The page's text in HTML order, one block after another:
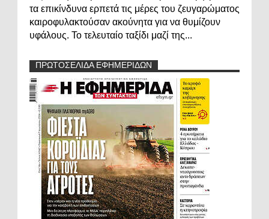
τα επικίνδυνα ερπετά τις μέρες του ζευγαρώματος
καιροφυλακτούσαν ακούνητα για να θυμίζουν
υφάλους. Το τελευταίο ταξίδι μαζί της...
ΠΡΩΤΟΣΕΛΙΔΑ ΕΦΗΜΕΡΙΔΩΝ